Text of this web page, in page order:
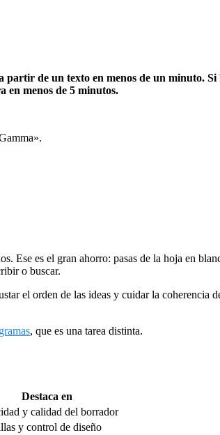
partir de un texto en menos de un minuto.
en menos de 5 minutos.
Ese es el gran ahorro: pasas de la hoja en
o buscar.
el orden de las ideas y cuidar la coherencia
, que es una tarea distinta.
Destaca en
y calidad del borrador
y control de diseño